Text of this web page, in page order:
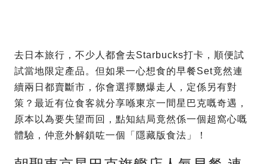
去日本旅行，不少人都會去Starbucks打卡，順便試
試當地限定產品。但如果一心想食的早餐Set竟然連
續兩日都賣斷市，你會選擇嬲爆走人，定係另有對
策？最近有位食客就分享喺東京一間星巴克嘅奇遇，
原本以為要失望而回，點知結局竟然係一個超窩心嘅
體驗，仲意外解鎖咗一個「隱藏版食法」！